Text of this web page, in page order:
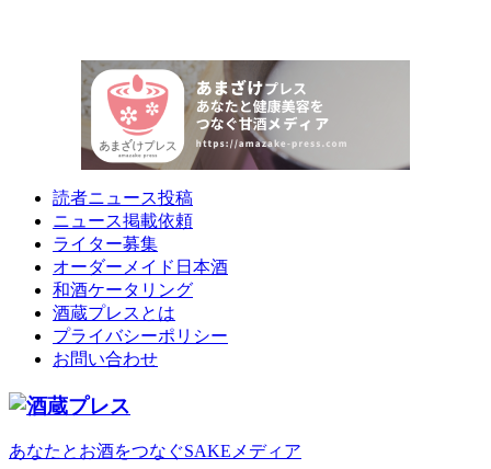
読者ニュース投稿
ニュース掲載依頼
ライター募集
オーダーメイド日本酒
和酒ケータリング
酒蔵プレスとは
プライバシーポリシー
お問い合わせ
あなたとお酒をつなぐSAKEメディア